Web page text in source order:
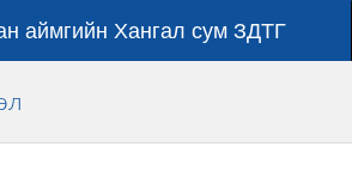
аймгийн Хангал сум ЗДТГ